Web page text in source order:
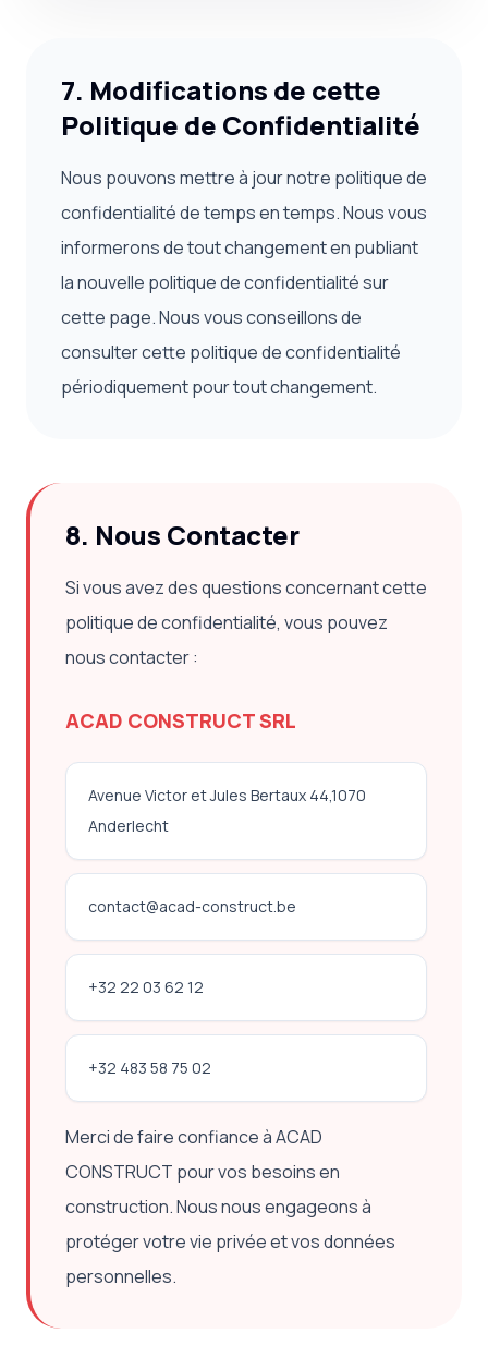
7. Modifications de cette
Politique de Confidentialité
Nous pouvons mettre à jour notre politique de
confidentialité de temps en temps. Nous vous
informerons de tout changement en publiant
la nouvelle politique de confidentialité sur
cette page. Nous vous conseillons de
consulter cette politique de confidentialité
périodiquement pour tout changement.
8. Nous Contacter
Si vous avez des questions concernant cette
politique de confidentialité, vous pouvez
nous contacter :
ACAD CONSTRUCT SRL
Avenue Victor et Jules Bertaux 44,1070
Anderlecht
contact@acad-construct.be
+32 22 03 62 12
+32 483 58 75 02
Merci de faire confiance à ACAD
CONSTRUCT pour vos besoins en
construction. Nous nous engageons à
protéger votre vie privée et vos données
personnelles.